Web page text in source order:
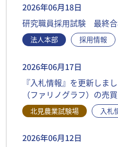
2026年06月18日
研究職員採用試験 最終
法人本部 採用情報
2026年06月17日
『入札情報』を更新しま
（ファリノグラフ）の売
北見農業試験場 入札
2026年06月12日